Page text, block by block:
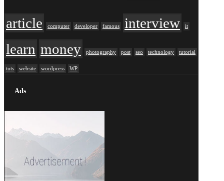
article computer developer famous interview it
learn money photography post seo technology tutorial
tuts website wordpress WP
Ads